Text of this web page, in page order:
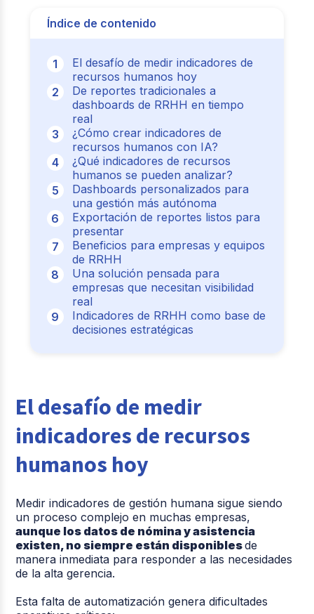
Índice de contenido
El desafío de medir indicadores de
recursos humanos hoy
De reportes tradicionales a
dashboards de RRHH en tiempo
real
¿Cómo crear indicadores de
recursos humanos con IA?
¿Qué indicadores de recursos
humanos se pueden analizar?
Dashboards personalizados para
una gestión más autónoma
Exportación de reportes listos para
presentar
Beneficios para empresas y equipos
de RRHH
Una solución pensada para
empresas que necesitan visibilidad
real
Indicadores de RRHH como base de
decisiones estratégicas
El desafío de medir
indicadores de recursos
humanos hoy
Medir indicadores de gestión humana sigue siendo
un proceso complejo en muchas empresas,
aunque los datos de nómina y asistencia
existen, no siempre están disponiblesde
manera inmediata para responder a las necesidades
de la alta gerencia.
Esta falta de automatización genera dificultades